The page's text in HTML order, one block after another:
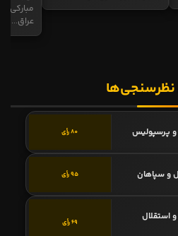
مبارکی
عراق...
نظرسنجی‌ها
و پرسپولیس 80 رأی
و سپاهان 95 رأی
استقلال
69 رأی